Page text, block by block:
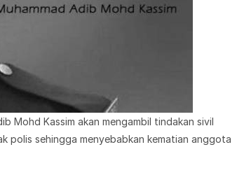
Mohd Kassim akan mengambil tindakan sivil
polis sehingga menyebabkan kematian anggota